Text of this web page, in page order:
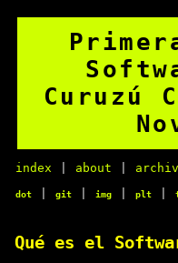
Curuzú
index about
dot git img plt
Qué es el